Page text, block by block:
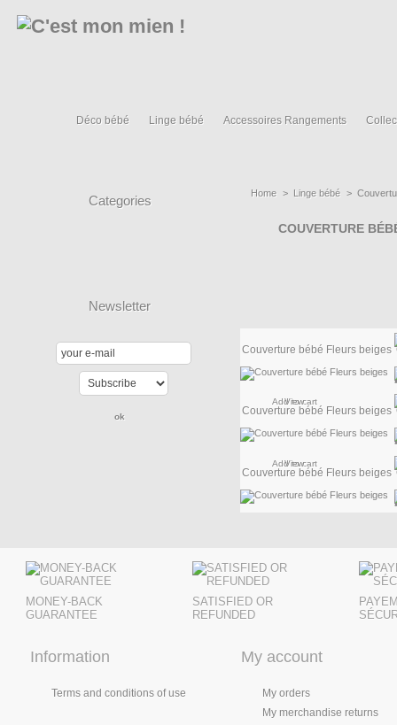
Déco bébé Linge bébé Accessoires Rangements
Categories
Newsletter
Home > Linge bébé >
COUVERTURE
Couverture bébé Fleurs beiges
Add to cart
View
Couverture bébé Fleurs beiges
Add to cart
View
Couverture bébé Fleurs beiges
MONEY-BACK
GUARANTEE
SATISFIED OR
REFUNDED
Information
Terms and conditions of use
My account
My orders
My merchandise returns